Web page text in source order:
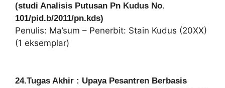
(studi Analisis Putusan Pn Kudus No.
101/pid.b/2011/pn.kds)
Penulis: Ma’sum – Penerbit: Stain Kudus (20XX)
(1 eksemplar)
24.Tugas Akhir : Upaya Pesantren Berbasis